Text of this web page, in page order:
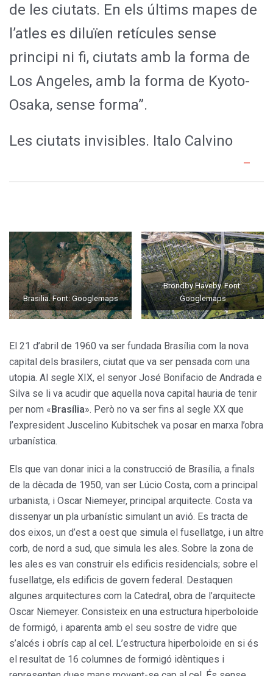
de les ciutats. En els últims mapes de
l’atles es diluïen retícules sense
principi ni fi, ciutats amb la forma de
Los Angeles, amb la forma de Kyoto-
Osaka, sense forma”.
Les ciutats invisibles. Italo Calvino
Brasilia. Font: Googlemaps
Brondby Haveby. Font:
Googlemaps
El 21 d’abril de 1960 va ser fundada Brasília com la nova
capital dels brasilers, ciutat que va ser pensada com una
utopia. Al segle XIX, el senyor José Bonifacio de Andrada e
Silva se li va acudir que aquella nova capital hauria de tenir
per nom «Brasília». Però no va ser fins al segle XX que
l’expresident Juscelino Kubitschek va posar en marxa l’obra
urbanística.
Els que van donar inici a la construcció de Brasília, a finals
de la dècada de 1950, van ser Lúcio Costa, com a principal
urbanista, i Oscar Niemeyer, principal arquitecte. Costa va
dissenyar un pla urbanístic simulant un avió. Es tracta de
dos eixos, un d’est a oest que simula el fusellatge, i un altre
corb, de nord a sud, que simula les ales. Sobre la zona de
les ales es van construir els edificis residencials; sobre el
fusellatge, els edificis de govern federal. Destaquen
algunes arquitectures com la Catedral, obra de l’arquitecte
Oscar Niemeyer. Consisteix en una estructura hiperboloide
de formigó, i aparenta amb el seu sostre de vidre que
s’alcés i obrís cap al cel. L’estructura hiperboloide en si és
el resultat de 16 columnes de formigó idèntiques i